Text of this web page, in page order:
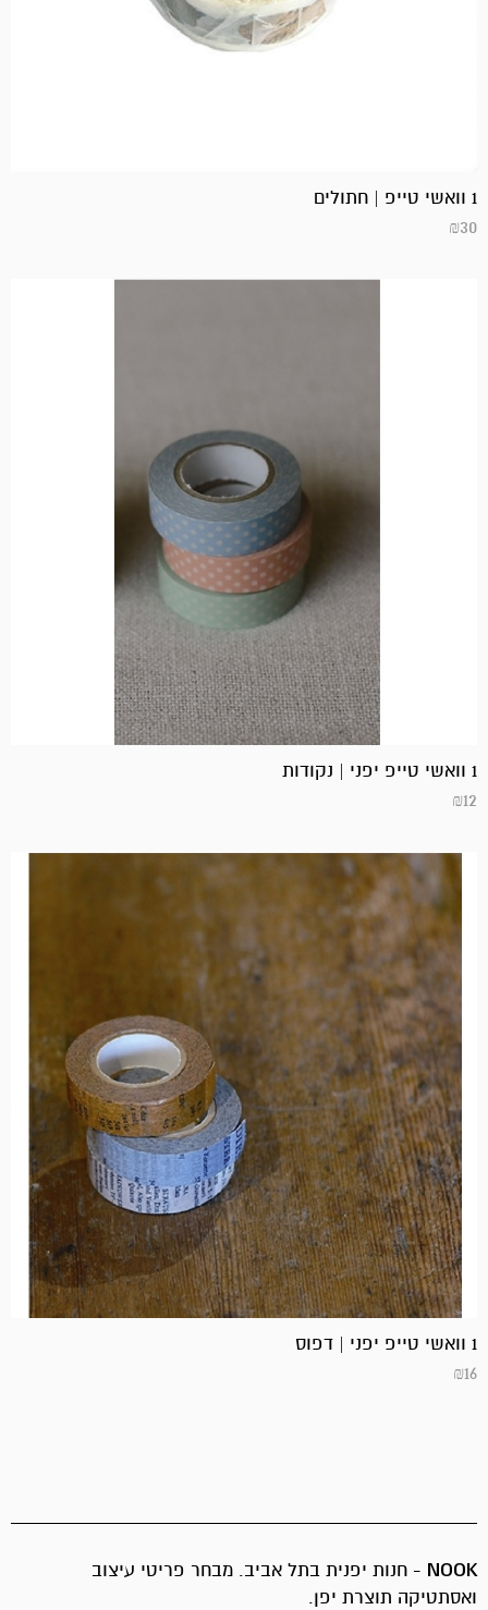
1 וואשי טייפ | חתולים
₪30
1 וואשי טייפ יפני | נקודות
₪12
1 וואשי טייפ יפני | דפוס
₪16
NOOK - חנות יפנית בתל אביב. מבחר פריטי עיצוב
ואסתטיקה תוצרת יפן.